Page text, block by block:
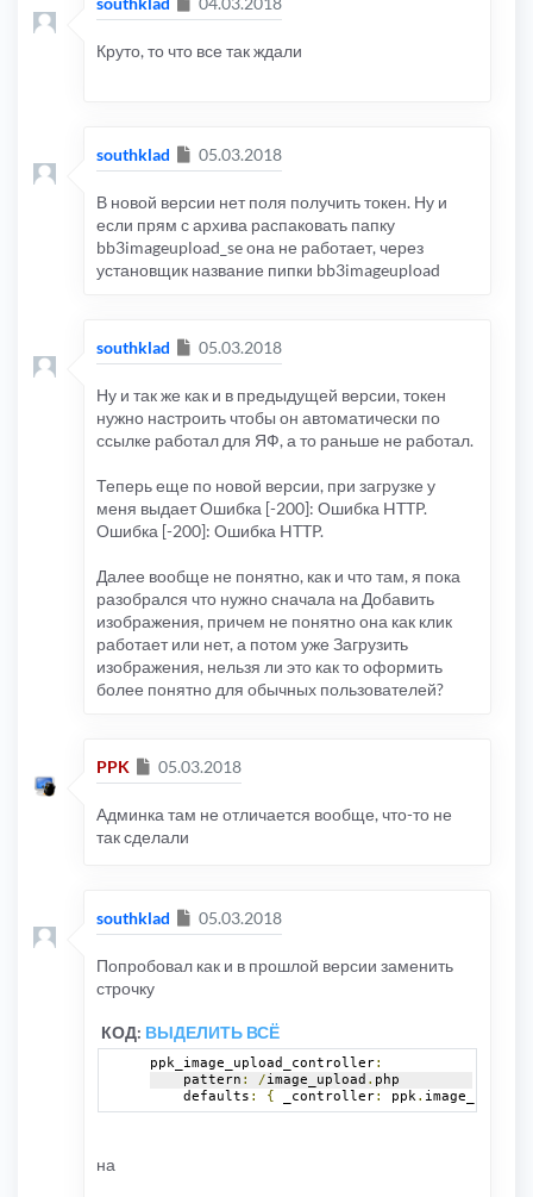
Круто, то что все так ждали
southklad Сообщение
05.03.2018
В новой версии нет поля получить токен. Ну и
если прям с архива распаковать папку
bb3imageupload_se она не работает, через
установщик название пипки bb3imageupload
southklad Сообщение
05.03.2018
Ну и так же как и в предыдущей версии, токен
нужно настроить чтобы он автоматически по
ссылке работал для ЯФ, а то раньше не работал.
Теперь еще по новой версии, при загрузке у
меня выдает Ошибка [-200]: Ошибка HTTP.
Ошибка [-200]: Ошибка HTTP.
Далее вообще не понятно, как и что там, я пока
разобрался что нужно сначала на Добавить
изображения, причем не понятно она как клик
работает или нет, а потом уже Загрузить
изображения, нельзя ли это как то оформить
более понятно для обычных пользователей?
PPK Сообщение
05.03.2018
Админка там не отличается вообще, что-то не
так сделали
southklad Сообщение
05.03.2018
Попробовал как и в прошлой версии заменить
строчку
КОД: ВЫДЕЛИТЬ ВСЁ
ppk_image_upload_controller:
    pattern
: /image_upload . php
    defaults
: { _controller: ppk. image_upload
на